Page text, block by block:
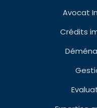
Avocat
Crédits